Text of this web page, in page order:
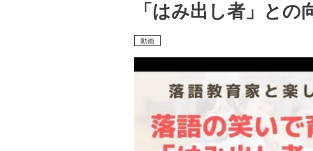
「はみ出し者」との
動画